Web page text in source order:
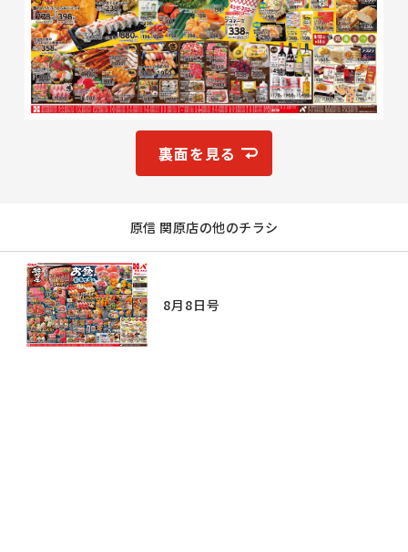
裏面を見る
原信 関原店の他のチラシ
8月8日号